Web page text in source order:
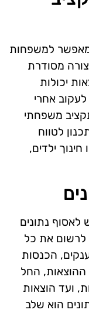
למשפחות
מסודרת
יכולות
אחרי
משפחתי
לטווח
ילדים,
לאסוף נתונים
לרשום את כל
הכנסות
ההוצאות, החל
ועד הוצאות
הוא שלב